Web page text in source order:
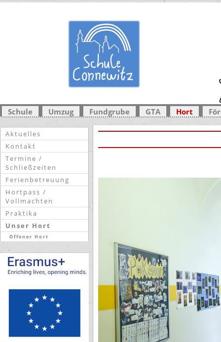
Schule Umzug Fundgrube GTA Hort
Aktuelles
Kontakt
Termine /
Schließzeiten
Ferienbetreuung
Hortpass /
Vollmachten
Praktika
Unser Hort
Offener Hort